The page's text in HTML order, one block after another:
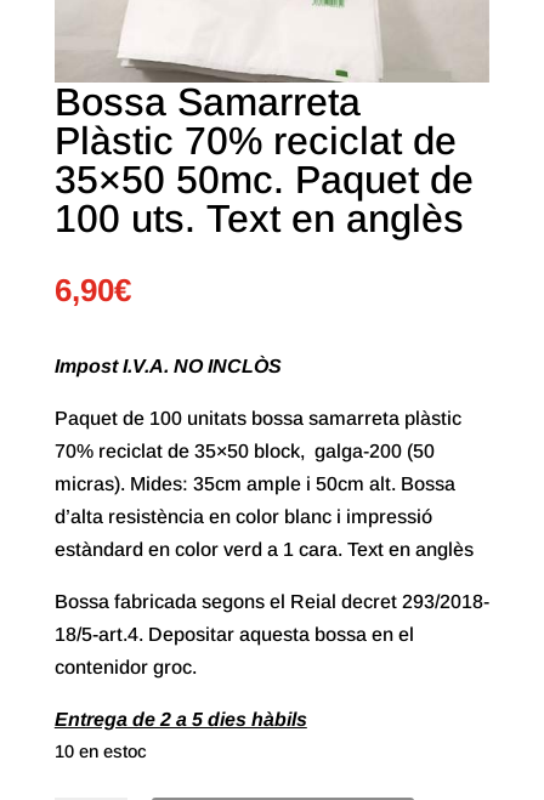
Bossa Samarreta
Plàstic 70% reciclat de
35×50 50mc. Paquet de
100 uts. Text en anglès
6,90€
Impost I.V.A. NO INCLÒS
Paquet de 100 unitats bossa samarreta plàstic
70% reciclat de 35×50 block, galga-200 (50
micras). Mides: 35cm ample i 50cm alt. Bossa
d’alta resistència en color blanc i impressió
estàndard en color verd a 1 cara. Text en anglès
Bossa fabricada segons el Reial decret 293/2018-
18/5-art.4. Depositar aquesta bossa en el
contenidor groc.
Entrega de 2 a 5 dies hàbils
10 en estoc